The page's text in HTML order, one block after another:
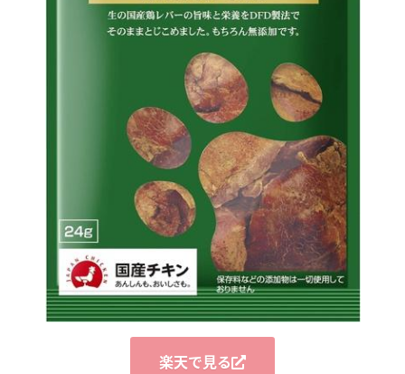
楽天で見る